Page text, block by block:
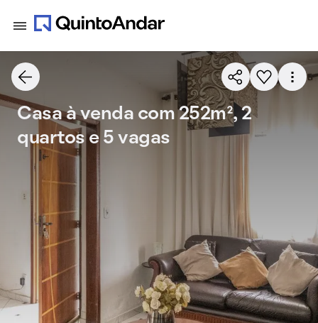
Casa à venda com 252m², 2
quartos e 5 vagas